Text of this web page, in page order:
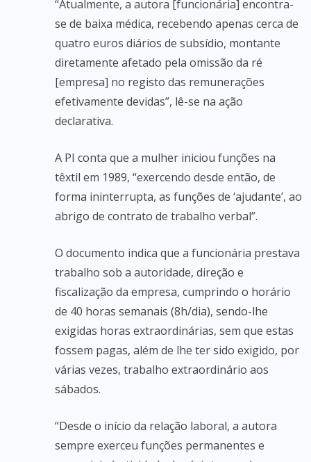
“Atualmente, a autora [funcionária] encontra-
se de baixa médica, recebendo apenas cerca de
quatro euros diários de subsídio, montante
diretamente afetado pela omissão da ré
[empresa] no registo das remunerações
efetivamente devidas”, lê-se na ação
declarativa.
A PI conta que a mulher iniciou funções na
têxtil em 1989, “exercendo desde então, de
forma ininterrupta, as funções de ‘ajudante’, ao
abrigo de contrato de trabalho verbal”.
O documento indica que a funcionária prestava
trabalho sob a autoridade, direção e
fiscalização da empresa, cumprindo o horário
de 40 horas semanais (8h/dia), sendo-lhe
exigidas horas extraordinárias, sem que estas
fossem pagas, além de lhe ter sido exigido, por
várias vezes, trabalho extraordinário aos
sábados.
“Desde o início da relação laboral, a autora
sempre exerceu funções permanentes e